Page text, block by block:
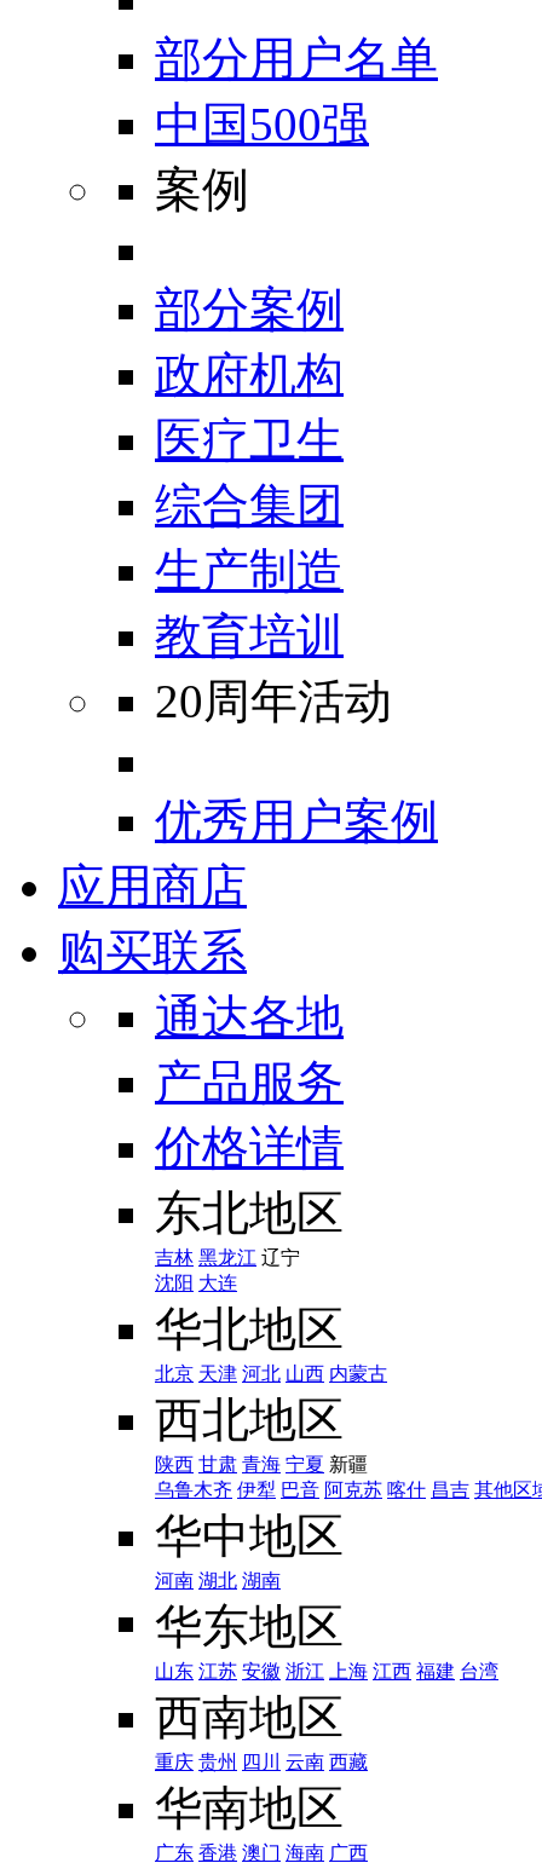
部分用户名单
中国500强
案例
部分案例
政府机构
医疗卫生
综合集团
生产制造
教育培训
20周年活动
优秀用户案例
应用商店
购买联系
通达各地
产品服务
价格详情
东北地区
吉林 黑龙江 辽宁
沈阳 大连
华北地区
北京 天津 河北 山西 内蒙古
西北地区
陕西 甘肃 青海 宁夏 新疆
乌鲁木齐 伊犁 巴音 阿克苏 喀什 昌吉 其他区
华中地区
河南 湖北 湖南
华东地区
山东 江苏 安徽 浙江 上海 江西 福建 台湾
西南地区
重庆 贵州 四川 云南 西藏
华南地区
广东 香港 澳门 海南 广西